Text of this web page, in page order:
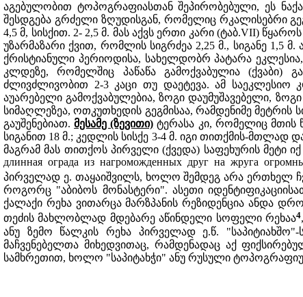
აგებულობით ტოპოგრაფიასთან შეპირობებული, ეს
შესდგება გრძელი ზღუდისგან, რომელიც რკალისებრი
4,5 მ, სისქით. 2- 2,5 მ. მას აქვს ერთი კარი (ტაბ.VII)
უზარმაზარი ქვით, რომლის სიგრძეა 2,25 მ., სიგანე 1,5
ქრისტიანული პერიოდისა, სახელდობრ პატარა
კლდეზე, რომელშიც პაწაწა გამოქვაბულია (ქვაბი)
ძლივძლივობით 2-3 კაცი თუ დაეტევა. ამ საეკლესიო
აუარებელი გამოქვაბულებია, ზოგი დაუმუშავებელი,
სიმაღლეზეა, ოთკუთხედის გეგმისაა, რამდენიმე მეტრის
გაუშენებიათ.მესამე (ზევითი) ტერასა კი, რომელიც მთის
სიგანით 18 მ.; კედლის სისქე 3-4 მ. იგი თითქმის-მთლად
მაგრამ მას თითქოს პირველი (ქვედა) საფეხურის მეტი
длинная ограда из нагроможденных друг на жруга
პირველად ე. თაყაიშვილს, ხოლო შემდეგ არა ერთხელ
როგორც "აბიბოს მონასტერი". ასეთი
ქალაქი რეხა ვითარცა მარზპანის რეზიდენცია ანდა
თეძის მახლობლად მდებარე აწინდელი სოფელი რეხაა4
ანუ ზემო წალკის რეხა პირველად ე.წ.
მაჩვენებელთა მიხედვითაც, რამდენადაც აქ
სამხრეთით, ხოლო "საპიტახჭი" ანუ რუსული